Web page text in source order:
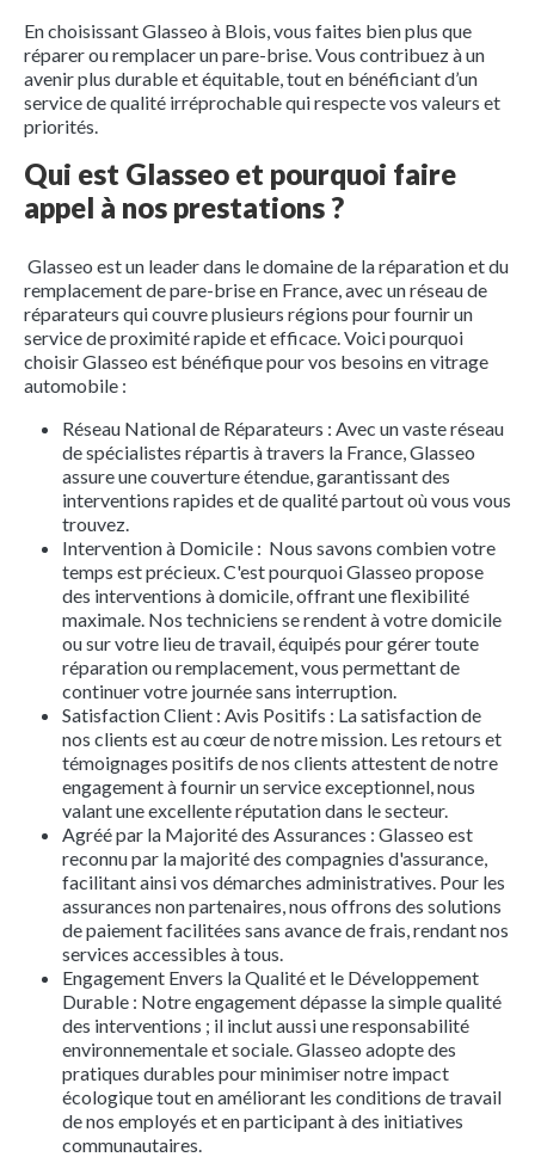
En choisissant Glasseo à Blois, vous faites bien plus que
réparer ou remplacer un pare-brise. Vous contribuez à un
avenir plus durable et équitable, tout en bénéficiant d’un
service de qualité irréprochable qui respecte vos valeurs et
priorités.
Qui est Glasseo et pourquoi faire
appel à nos prestations ?
Glasseo est un leader dans le domaine de la réparation et du
remplacement de pare-brise en France, avec un réseau de
réparateurs qui couvre plusieurs régions pour fournir un
service de proximité rapide et efficace. Voici pourquoi
choisir Glasseo est bénéfique pour vos besoins en vitrage
automobile :
Réseau National de Réparateurs : Avec un vaste réseau
de spécialistes répartis à travers la France, Glasseo
assure une couverture étendue, garantissant des
interventions rapides et de qualité partout où vous vous
trouvez.
Intervention à Domicile : Nous savons combien votre
temps est précieux. C'est pourquoi Glasseo propose
des interventions à domicile, offrant une flexibilité
maximale. Nos techniciens se rendent à votre domicile
ou sur votre lieu de travail, équipés pour gérer toute
réparation ou remplacement, vous permettant de
continuer votre journée sans interruption.
Satisfaction Client : Avis Positifs : La satisfaction de
nos clients est au cœur de notre mission. Les retours et
témoignages positifs de nos clients attestent de notre
engagement à fournir un service exceptionnel, nous
valant une excellente réputation dans le secteur.
Agréé par la Majorité des Assurances : Glasseo est
reconnu par la majorité des compagnies d'assurance,
facilitant ainsi vos démarches administratives. Pour les
assurances non partenaires, nous offrons des solutions
de paiement facilitées sans avance de frais, rendant nos
services accessibles à tous.
Engagement Envers la Qualité et le Développement
Durable : Notre engagement dépasse la simple qualité
des interventions ; il inclut aussi une responsabilité
environnementale et sociale. Glasseo adopte des
pratiques durables pour minimiser notre impact
écologique tout en améliorant les conditions de travail
de nos employés et en participant à des initiatives
communautaires.